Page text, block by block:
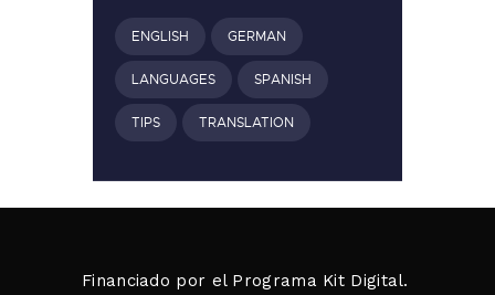
ENGLISH GERMAN
LANGUAGES SPANISH
TIPS TRANSLATION
Financiado por el Programa Kit Digital.